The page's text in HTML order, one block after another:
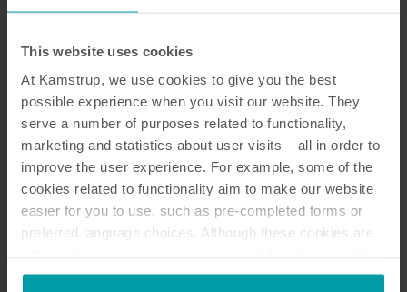
This website uses cookies
At Kamstrup, we use cookies to give you the best
possible experience when you visit our website. They
serve a number of purposes related to functionality,
marketing and statistics about user visits – all in order to
improve the user experience. For example, some of the
cookies related to functionality aim to make our website
easier for you to use, such as pre-completed forms or
preferred language choices. Although these cookies are
not be available without them.
Energia elektryczna Moduły
Dokumentacja